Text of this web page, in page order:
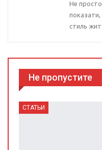
Не просто
стиль
Не пропустите
СТАТЬИ